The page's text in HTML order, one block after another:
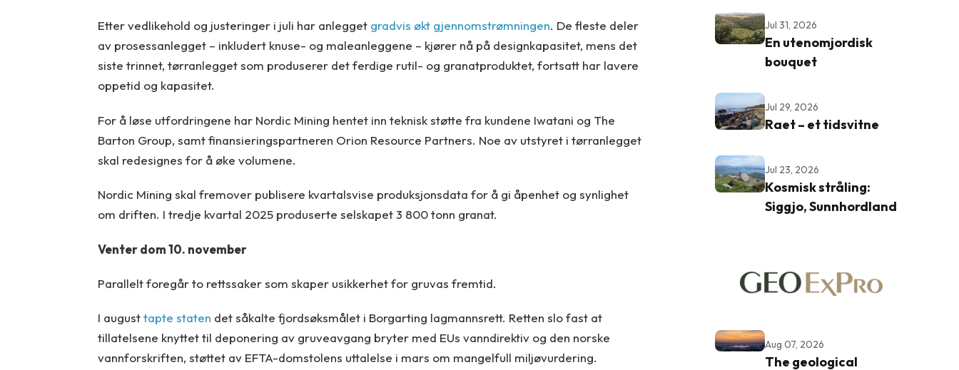
Etter vedlikehold og justeringer i juli har anlegget gradvis økt gjennomstrømningen. De fleste deler
av prosessanlegget – inkludert knuse- og maleanleggene – kjører nå på designkapasitet, mens det
siste trinnet, tørranlegget som produserer det ferdige rutil- og granatproduktet, fortsatt har lavere
oppetid og kapasitet.
For å løse utfordringene har Nordic Mining hentet inn teknisk støtte fra kundene Iwatani og The
Barton Group, samt finansieringspartneren Orion Resource Partners. Noe av utstyret i tørranlegget
skal redesignes for å øke volumene.
Nordic Mining skal fremover publisere kvartalsvise produksjonsdata for å gi åpenhet og synlighet
om driften. I tredje kvartal 2025 produserte selskapet 3 800 tonn granat.
Venter dom 10. november
Parallelt foregår to rettssaker som skaper usikkerhet for gruvas fremtid.
I augusttapte staten det såkalte fjordsøksmålet i Borgarting lagmannsrett. Retten slo fast at
tillatelsene knyttet til deponering av gruveavgang bryter med EUs vanndirektiv og den norske
vannforskriften, støttet av EFTA-domstolens uttalelse i mars om mangelfull miljøvurdering.
Jul 31, 2026
En utenomjordisk
bouquet
Jul 29, 2026
Raet – et tidsvitne
Jul 23, 2026
Kosmisk stråling:
Siggjo, Sunnhordland
Aug 07, 2026
The geological